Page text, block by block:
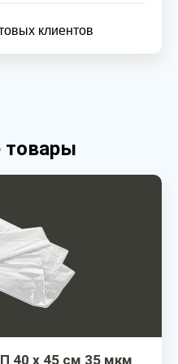
клиентов
40 х 45 см 35 мкм